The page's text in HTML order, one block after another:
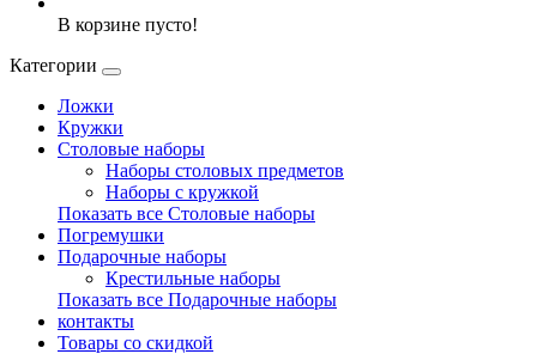
В корзине пусто!
Категории
Ложки
Кружки
Столовые наборы
Наборы столовых предметов
Наборы с кружкой
Показать все Столовые наборы
Погремушки
Подарочные наборы
Крестильные наборы
Показать все Подарочные наборы
контакты
Товары со скидкой